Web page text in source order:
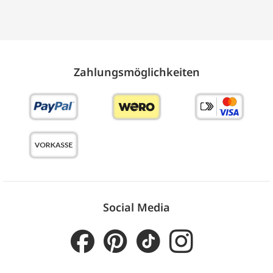
Zahlungs­möglich­keiten
Social Media